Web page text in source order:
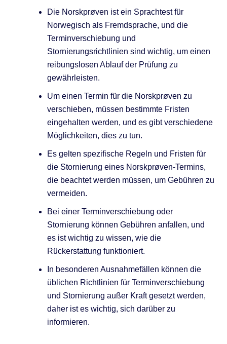
Die Norskprøven ist ein Sprachtest für
Norwegisch als Fremdsprache, und die
Terminverschiebung und
Stornierungsrichtlinien sind wichtig, um einen
reibungslosen Ablauf der Prüfung zu
gewährleisten.
Um einen Termin für die Norskprøven zu
verschieben, müssen bestimmte Fristen
eingehalten werden, und es gibt verschiedene
Möglichkeiten, dies zu tun.
Es gelten spezifische Regeln und Fristen für
die Stornierung eines Norskprøven-Termins,
die beachtet werden müssen, um Gebühren zu
vermeiden.
Bei einer Terminverschiebung oder
Stornierung können Gebühren anfallen, und
es ist wichtig zu wissen, wie die
Rückerstattung funktioniert.
In besonderen Ausnahmefällen können die
üblichen Richtlinien für Terminverschiebung
und Stornierung außer Kraft gesetzt werden,
daher ist es wichtig, sich darüber zu
informieren.